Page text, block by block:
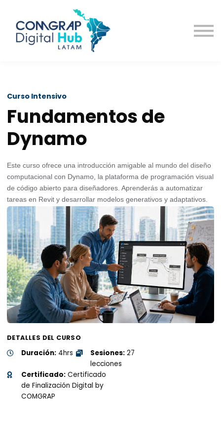
Contacto
Curso Intensivo
Fundamentos de
Dynamo
Este curso ofrece una introducción amigable al mundo del diseño
computacional con Dynamo, la plataforma de programación visual
de código abierto para diseñadores. Aprenderás a automatizar
tareas en Revit y desarrollar modelos generativos y adaptativos.
DETALLES DEL CURSO
Duración: 4hrs Sesiones:27
lecciones
Certificado:Certificado
de Finalización Digital by
COMGRAP